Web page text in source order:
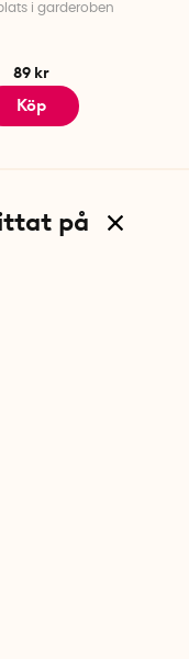
i garderoben
89 kr
Köp
på